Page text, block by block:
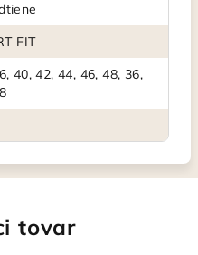
FIT
40, 42, 44, 46, 48, 36,
tovar